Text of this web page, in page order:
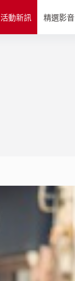
活動新訊 精選影音